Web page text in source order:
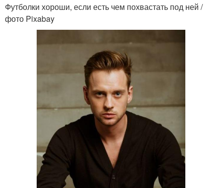
Футболки хороши, если есть чем похвастать под ней /
фото Pixabay